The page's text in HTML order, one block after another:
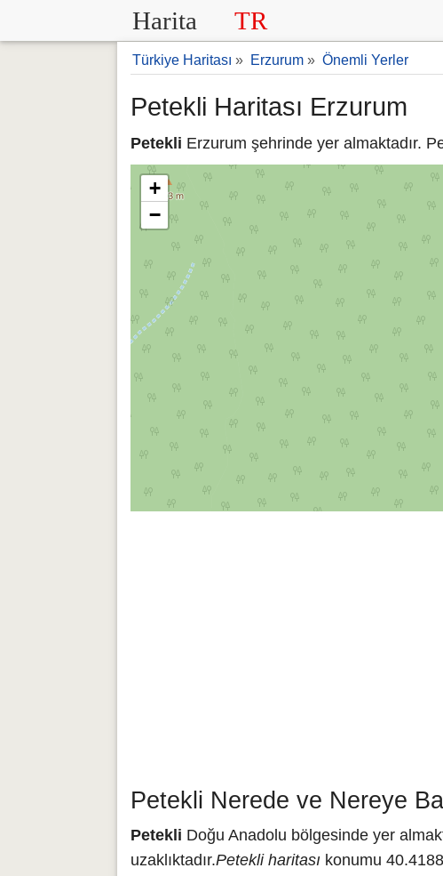
Harita TR
Türkiye Haritası » Erzurum » Önemli Yerler
Petekli Haritası Erzurum
Petekli Erzurum şehrinde yer almaktadır.
+
−
Petekli Nerede ve Nereye
Petekli Doğu Anadolu bölgesinde yer
uzaklıktadır.Petekli haritası konumu